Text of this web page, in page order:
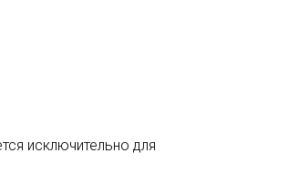
исключительно для